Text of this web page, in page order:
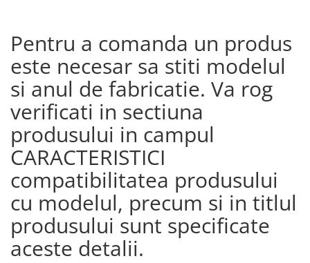
Pentru a comanda un produs
este necesar sa stiti modelul
si anul de fabricatie. Va rog
verificati in sectiuna
produsului in campul
CARACTERISTICI
compatibilitatea produsului
cu modelul, precum si in titlul
produsului sunt specificate
aceste detalii.